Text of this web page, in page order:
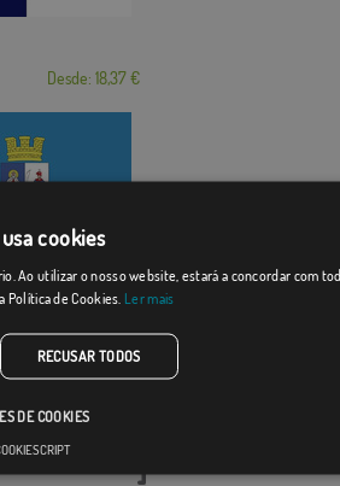
Desde: 18,37 €
cookies
Ao utilizar o nosso website, estará a concordar com
Política de Cookies. Ler mais
RECUSAR TODOS
DE COOKIES